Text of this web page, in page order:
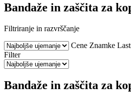
Bandaže in zaščita za
Filtriranje in razvrščanje
Cene Znamke
Filter
Bandaže in zaščita za